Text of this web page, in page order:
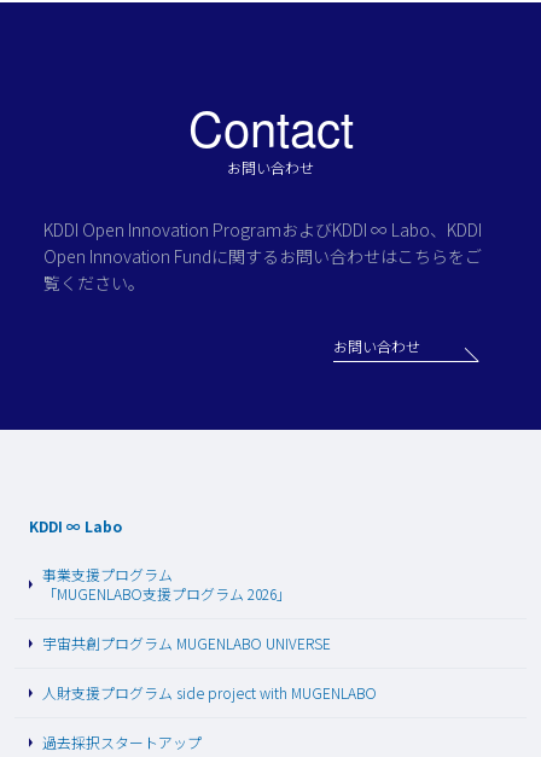
Contact
お問い合わせ
KDDI Open Innovation ProgramおよびKDDI ∞ Labo、KDDI
Open Innovation Fundに関する お問い合わせはこちらをご
覧ください。
お問い合わせ
KDDI ∞ Labo
事業支援プログラム
「MUGENLABO支援プログラム 2026」
宇宙共創プログラム MUGENLABO UNIVERSE
人財支援プログラム side project with MUGENLABO
過去採択スタートアップ